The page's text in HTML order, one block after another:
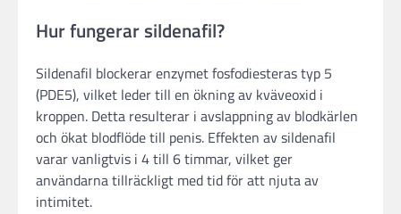
Hur fungerar sildenafil?
Sildenafil blockerar enzymet fosfodiesteras typ 5
(PDE5), vilket leder till en ökning av kväveoxid i
kroppen. Detta resulterar i avslappning av blodkärlen
och ökat blodflöde till penis. Effekten av sildenafil
varar vanligtvis i 4 till 6 timmar, vilket ger
användarna tillräckligt med tid för att njuta av
intimitet.